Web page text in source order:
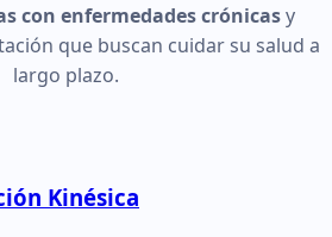
con enfermedades crónicasy
que buscan cuidar su salud a
largo plazo.
Kinésica